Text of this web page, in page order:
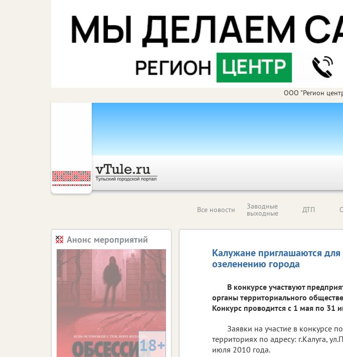
ООО "Регион
Все новости Заводные
выходные ДТП
Калужане приглашаются
озеленению города
В конкурсе участвуют
органы территориального
Конкурс проводится с 1 мая по 31
Заявки на участие в конкурсе
территориях по адресу: г.Калуга,
июля 2010 года.
Анонс мероприятий
18+